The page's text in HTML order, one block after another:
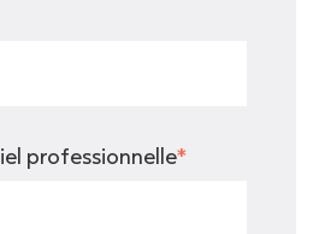
professionnelle*